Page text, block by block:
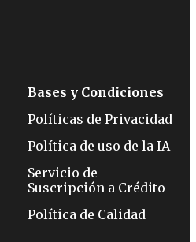
Bases y Condiciones
Políticas de Privacidad
Política de uso de la IA
Servicio de
Suscripción a Crédito
Política de Calidad